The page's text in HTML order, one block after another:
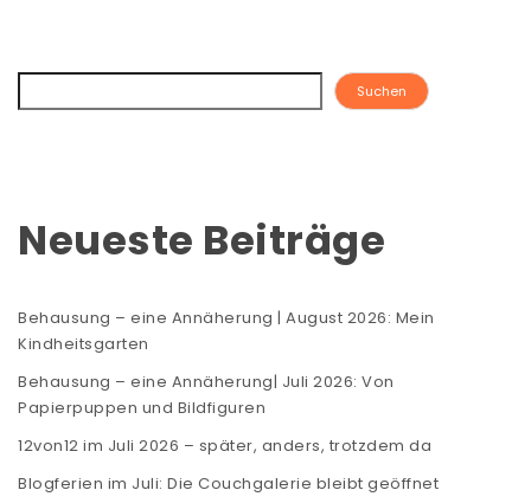
Suchen
Neueste Beiträge
Behausung – eine Annäherung | August 2026: Mein
Kindheitsgarten
Behausung – eine Annäherung| Juli 2026: Von
Papierpuppen und Bildfiguren
12von12 im Juli 2026 – später, anders, trotzdem da
Blogferien im Juli: Die Couchgalerie bleibt geöffnet